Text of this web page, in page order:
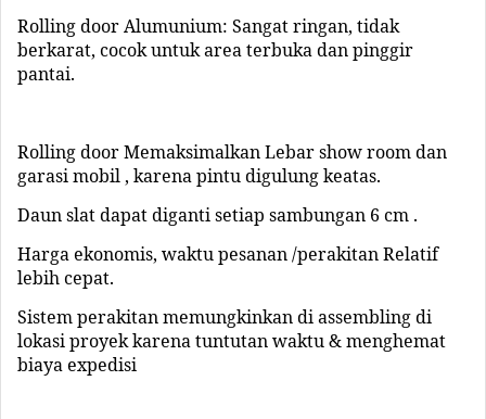
Rolling door Alumunium: Sangat ringan, tidak
berkarat, cocok untuk area terbuka dan pinggir
pantai.
Rolling door Memaksimalkan Lebar show room dan
garasi mobil , karena pintu digulung keatas.
Daun slat dapat diganti setiap sambungan 6 cm .
Harga ekonomis, waktu pesanan /perakitan Relatif
lebih cepat.
Sistem perakitan memungkinkan di assembling di
lokasi proyek karena tuntutan waktu & menghemat
biaya expedisi